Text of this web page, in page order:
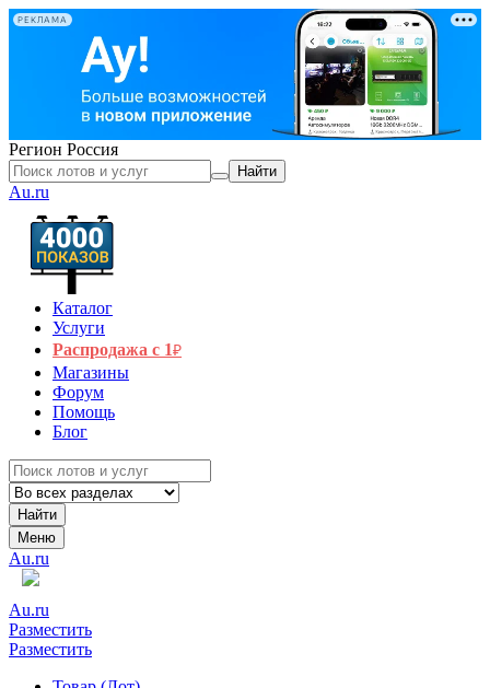
РЕКЛАМА
Регион Россия
Найти
Au.ru
Каталог
Услуги
Распродажа с 1₽
Магазины
Форум
Помощь
Блог
Найти
Меню
Au.ru
Au.ru
Разместить
Разместить